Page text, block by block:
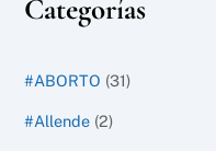
Categorías
#ABORTO (31)
#Allende (2)